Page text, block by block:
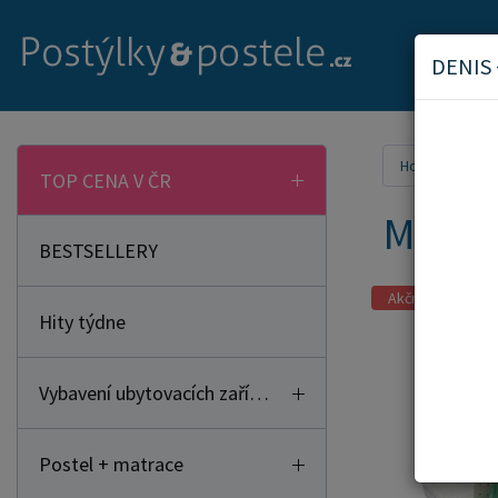
TOP CENA V ČR
BESTSELLERY
Hity týdne
Vybavení ubytovacích zařízení
Postel + matrace
Home
Akční zboží
DENIS